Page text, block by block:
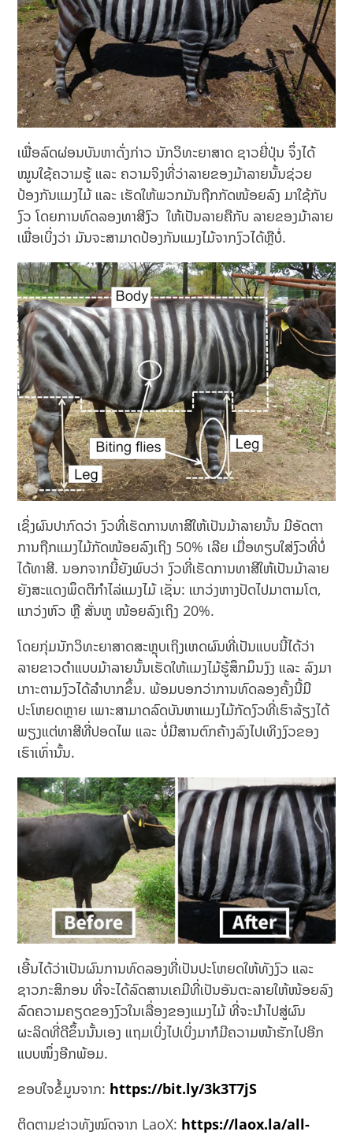
ເພື່ອລົດຜ່ອນບັນຫາດັ່ງກ່າວ ນັກວິທະຍາສາດ ຊາວຍີ່ປຸ່ນ ຈຶ່ງໄດ້
ໝູນໃຊ້ຄວາມຮູ້ ແລະ ຄວາມຈິງທີ່ວ່າລາຍຂອງມ້າລາຍນັ້ນຊ່ວຍ
ປ້ອງກັນແມງໄມ້ ແລະ ເຮັດໃຫ້ພວກມັນຖືກກັດໜ້ອຍລົງ ມາໃຊ້ກັບ
ງົວ ໂດຍການທົດລອງທາສີງົວ ໃຫ້ເປັນລາຍຄືກັບ ລາຍຂອງມ້າລາຍ
ເພື່ອເບິ່ງວ່າ ມັນຈະສາມາດປ້ອງກັນແມງໄມ້ຈາກງົວໄດ້ຫຼືບໍ່.
ເຊິ່ງຜົນປາກົດວ່າ ງົວທີ່ເຮັດການທາສີໃຫ້ເປັນມ້າລາຍນັ້ນ ມີອັດຕາ
ການຖືກແມງໄມ້ກັດໜ້ອຍລົງເຖິງ 50% ເລີຍ ເມື່ອທຽບໃສ່ງົວທີ່ບໍ່
ໄດ້ທາສີ. ນອກຈາກນີ້ຍັງພົບວ່າ ງົວທີ່ເຮັດການທາສີໃຫ້ເປັນມ້າລາຍ
ຍັງສະແດງພຶດຕິກຳໄລ່ແມງໄມ້ ເຊັ່ນ: ແກວ່ງຫາງປັດໄປມາຕາມໂຕ,
ແກວ່ງຫົວ ຫຼື ສັ່ນຫູ ໜ້ອຍລົງເຖິງ 20%.
ໂດຍກຸ່ມນັກວິທະຍາສາດສະຫຼຸບເຖິງເຫດຜົນທີ່ເປັນແບບນີ້ໄດ້ວ່າ
ລາຍຂາວດຳແບບມ້າລາຍນັ້ນເຮັດໃຫ້ແມງໄມ້ຮູ້ສຶກມຶນງົງ ແລະ ລົງມາ
ເກາະຕາມງົວໄດ້ລຳບາກຂຶ້ນ. ພ້ອມບອກວ່າການທົດລອງຄັ້ງນີ້ມີ
ປະໂຫຍດຫຼາຍ ເພາະສາມາດລົດບັນຫາແມງໄມ້ກັດງົວທີ່ເຮົາລ້ຽງໄດ້
ພຽງແຕ່ທາສີທີ່ປອດໄພ ແລະ ບໍ່ມີສານຕົກຄ້າງລົງໄປເທິງງົວຂອງ
ເຮົາເທົ່ານັ້ນ.
ເອີ້ນໄດ້ວ່າເປັນຜົນການທົດລອງທີ່ເປັນປະໂຫຍດໃຫ້ທັງງົວ ແລະ
ຊາວກະສິກອນ ທີ່ຈະໄດ້ລົດສານເຄມີທີ່ເປັນອັນຕະລາຍໃຫ້ໜ້ອຍລົງ
ລົດຄວາມຄຽດຂອງງົວໃນເລື່ອງຂອງແມງໄມ້ ທີ່ຈະນຳໄປສູ່ຜົນ
ຜະລິດທີ່ດີຂຶ້ນນັ້ນເອງ ແຖມເບິ່ງໄປເບິ່ງມາກໍມີຄວາມໜ້າຮັກໄປອີກ
ແບບໜຶ່ງອີກພ້ອມ.
ຂອບໃຈຂໍ້ມູນຈາກ: https://bit.ly/3k3T7jS
ຕິດຕາມຂ່າວທັງໝົດຈາກ LaoX: https://laox.la/all-